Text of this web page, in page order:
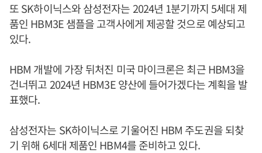
또 SK하이닉스와 삼성전자는 2024년 1분기까지 5세대 제
품인 HBM3E 샘플을 고객사에게 제공할 것으로 예상되고
있다.
HBM 개발에 가장 뒤처진 미국 마이크론은 최근 HBM3을
건너뛰고 2024년 HBM3E 양산에 들어가겠다는 계획을 발
표했다.
삼성전자는 SK하이닉스로 기울어진 HBM 주도권을 되찾
기 위해 6세대 제품인 HBM4를 준비하고 있다.